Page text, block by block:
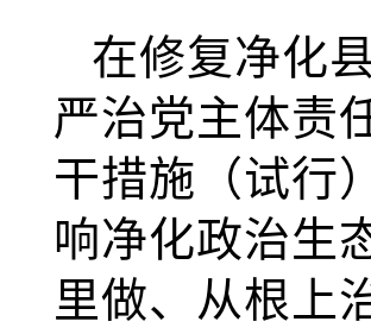
在修复净化
严治党主体责
干措施（试行
响净化政治生
里做、从根上